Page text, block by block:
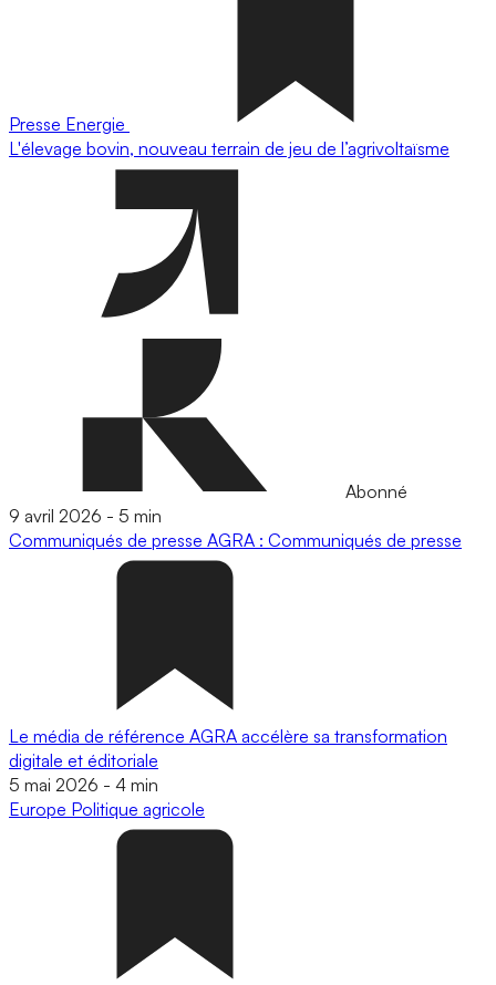
Presse Energie
L'élevage bovin, nouveau terrain de jeu de l’agrivoltaïsme
Abonné
9 avril 2026 - 5 min
Communiqués de presse AGRA : Communiqués de presse
Le média de référence AGRA accélère sa transformation
digitale et éditoriale
5 mai 2026 - 4 min
Europe Politique agricole